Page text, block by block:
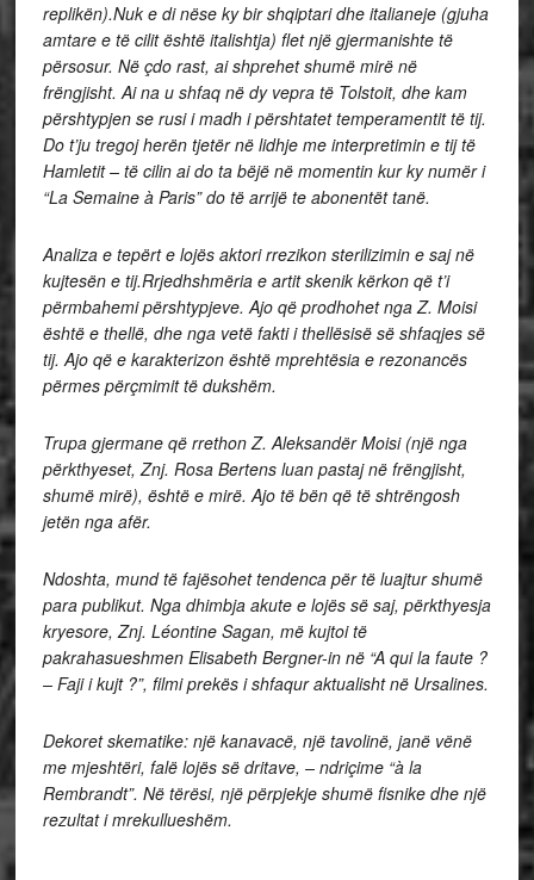
replikën).Nuk e di nëse ky bir shqiptari dhe italianeje (gjuha
amtare e të cilit është italishtja) flet një gjermanishte të
përsosur. Në çdo rast, ai shprehet shumë mirë në
frëngjisht. Ai na u shfaq në dy vepra të Tolstoit, dhe kam
përshtypjen se rusi i madh i përshtatet temperamentit të tij.
Do t’ju tregoj herën tjetër në lidhje me interpretimin e tij të
Hamletit – të cilin ai do ta bëjë në momentin kur ky numër i
“La Semaine à Paris” do të arrijë te abonentët tanë.
Analiza e tepërt e lojës aktori rrezikon sterilizimin e saj në
kujtesën e tij.Rrjedhshmëria e artit skenik kërkon që t’i
përmbahemi përshtypjeve. Ajo që prodhohet nga Z. Moisi
është e thellë, dhe nga vetë fakti i thellësisë së shfaqjes së
tij. Ajo që e karakterizon është mprehtësia e rezonancës
përmes përçmimit të dukshëm.
Trupa gjermane që rrethon Z. Aleksandër Moisi (një nga
përkthyeset, Znj. Rosa Bertens luan pastaj në frëngjisht,
shumë mirë), është e mirë. Ajo të bën që të shtrëngosh
jetën nga afër.
Ndoshta, mund të fajësohet tendenca për të luajtur shumë
para publikut. Nga dhimbja akute e lojës së saj, përkthyesja
kryesore, Znj. Léontine Sagan, më kujtoi të
pakrahasueshmen Elisabeth Bergner-in në “A qui la faute ?
– Faji i kujt ?”, filmi prekës i shfaqur aktualisht në Ursalines.
Dekoret skematike: një kanavacë, një tavolinë, janë vënë
me mjeshtëri, falë lojës së dritave, – ndriçime “à la
Rembrandt”. Në tërësi, një përpjekje shumë fisnike dhe një
rezultat i mrekullueshëm.